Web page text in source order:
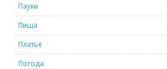
Пауки
Пища
Платье
Погода